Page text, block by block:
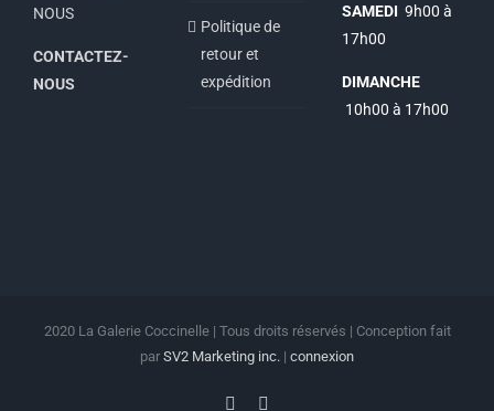
NOUS
CONTACTEZ-
NOUS
Politique de
retour et
expédition
SAMEDI 9h00 à
17h00
DIMANCHE
10h00 à 17h00
2020 La Galerie Coccinelle | Tous droits réservés | Conception fait
par SV2 Marketing inc. | connexion
Facebook